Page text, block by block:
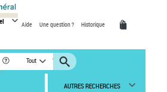
Aide Une question ? Historique
Tout
AUTRES RECHERCHES